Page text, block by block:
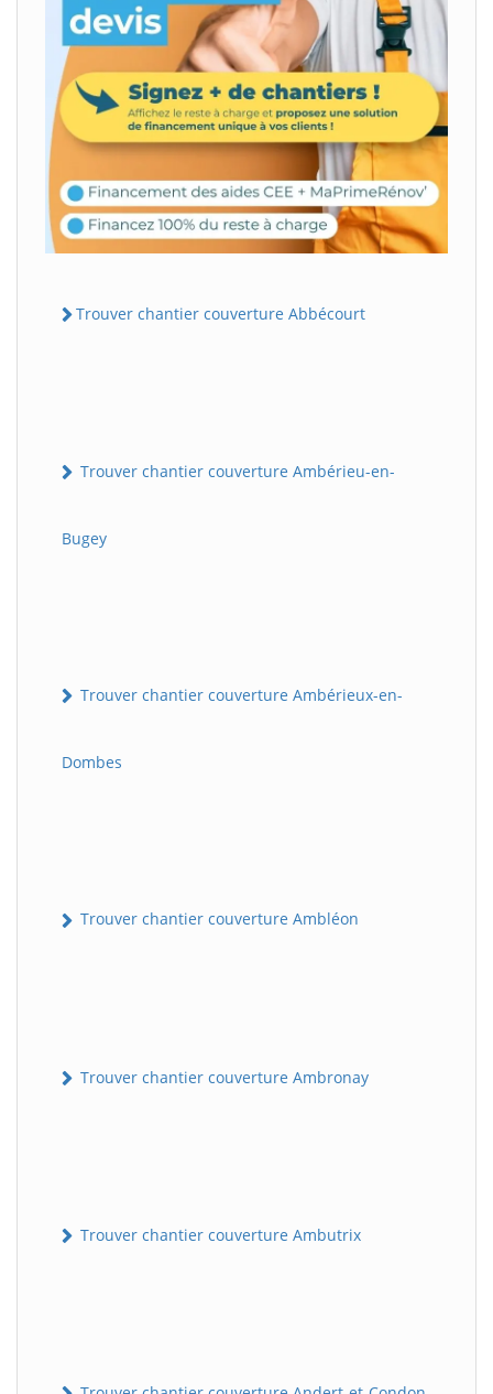
Trouver chantier couverture Abbécourt
Trouver chantier couverture Ambérieu-en-
Bugey
Trouver chantier couverture Ambérieux-en-
Dombes
Trouver chantier couverture Ambléon
Trouver chantier couverture Ambronay
Trouver chantier couverture Ambutrix